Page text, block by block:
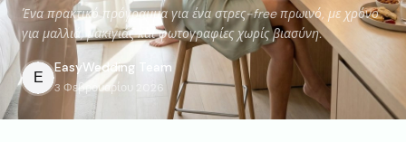
Ένα πρακτικό πρόγραμμα για ένα στρες-free πρωινό, με χρόνο
για μαλλιά, μακιγιάζ και φωτογραφίες χωρίς βιασύνη.
E
EasyWedding Team
3 Φεβρουαρίου 2026